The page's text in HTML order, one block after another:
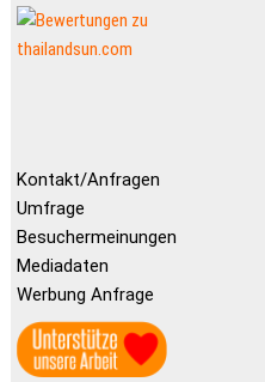
Kontakt/Anfragen
Umfrage
Besuchermeinungen
Mediadaten
Werbung Anfrage